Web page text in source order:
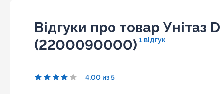
Відгуки про товар Унітаз
(2200090000) 1 відгук
4.00 из 5